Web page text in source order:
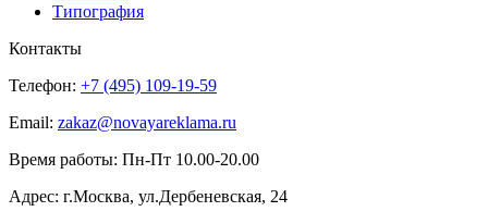
Типография
Контакты
Телефон: +7 (495) 109-19-59
Email: zakaz@novayareklama.ru
Время работы: Пн-Пт 10.00-20.00
Адрес: г.Москва, ул.Дербеневская, 24